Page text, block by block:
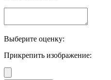
Выберите оценку:
Прикрепить изображение: